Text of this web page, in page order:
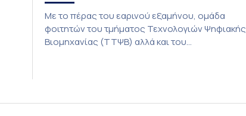
Με το πέρας του εαρινού εξαμήνου, ομάδα
φοιτητών του τμήματος Τεχνολογιών Ψηφιακής
Βιομηχανίας (ΤΤΨΒ) αλλά και του
εντάσσεται στο παγκόσμιο δίκτυο SatNOGS. Η